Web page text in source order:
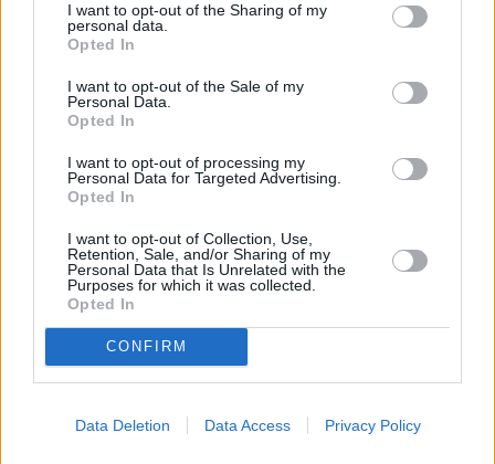
I want to opt-out of the Sharing of my
personal data.
Opted In
I want to opt-out of the Sale of my
Personal Data.
Opted In
I want to opt-out of processing my
Personal Data for Targeted Advertising.
Opted In
I want to opt-out of Collection, Use,
Retention, Sale, and/or Sharing of my
Personal Data that Is Unrelated with the
Purposes for which it was collected.
Opted In
CONFIRM
Data Deletion Data Access Privacy Policy